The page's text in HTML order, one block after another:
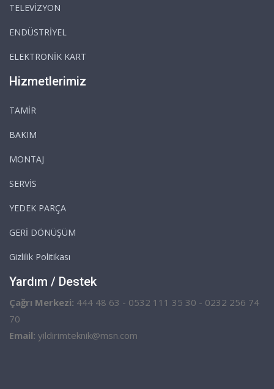
TELEVİZYON
ENDÜSTRİYEL
ELEKTRONİK KART
Hizmetlerimiz
TAMİR
BAKIM
MONTAJ
SERVİS
YEDEK PARÇA
GERİ DÖNÜŞÜM
Gizlilik Politikası
Yardım / Destek
Çağrı Merkezi: 444 48 63 - 0532 111 35 30 - 0232 256 74
70
Email: yildirimteknik@msn.com